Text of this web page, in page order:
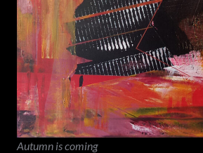
Autumn is coming